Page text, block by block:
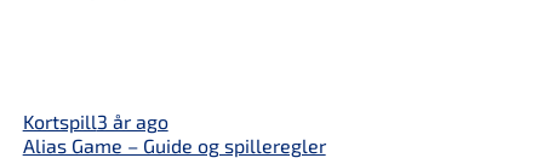
Kortspill3 år ago
Alias ​​​​Game – Guide og spilleregler